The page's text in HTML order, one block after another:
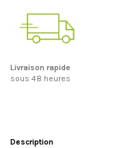
Livraison rapide
sous 48 heures
Description